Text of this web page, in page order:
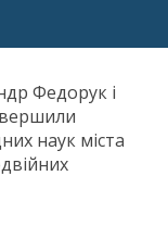
Федорук і
наук міста